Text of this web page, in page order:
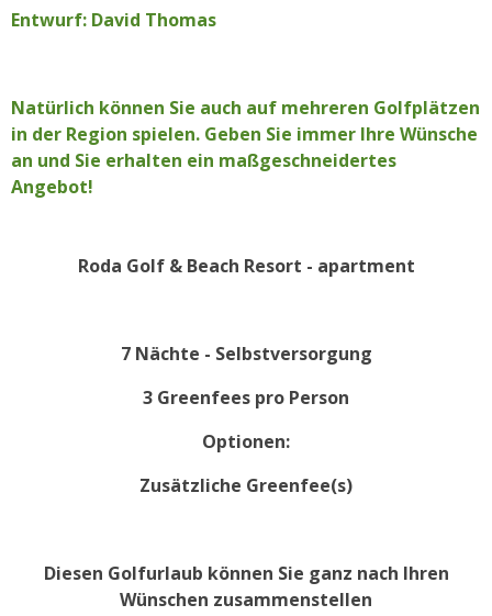
Entwurf: David Thomas
Natürlich können Sie auch auf mehreren Golfplätzen
in der Region spielen. Geben Sie immer Ihre Wünsche
an und Sie erhalten ein maßgeschneidertes
Angebot!
Roda Golf & Beach Resort - apartment
7 Nächte - Selbstversorgung
3 Greenfees pro Person
Optionen:
Zusätzliche Greenfee(s)
Diesen Golfurlaub können Sie ganz nach Ihren
Wünschen zusammenstellen